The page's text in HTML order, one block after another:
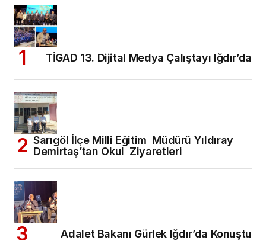
TİGAD 13. Dijital Medya Çalıştayı Iğdır’da
Sarıgöl İlçe Milli Eğitim Müdürü Yıldıray
Demirtaş’tan Okul Ziyaretleri
Adalet Bakanı Gürlek Iğdır’da Konuştu